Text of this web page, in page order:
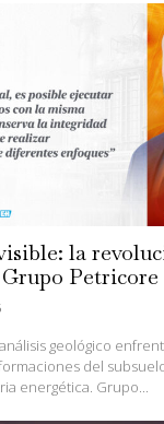
la
Petricore
geológico
del
energética. Grupo...